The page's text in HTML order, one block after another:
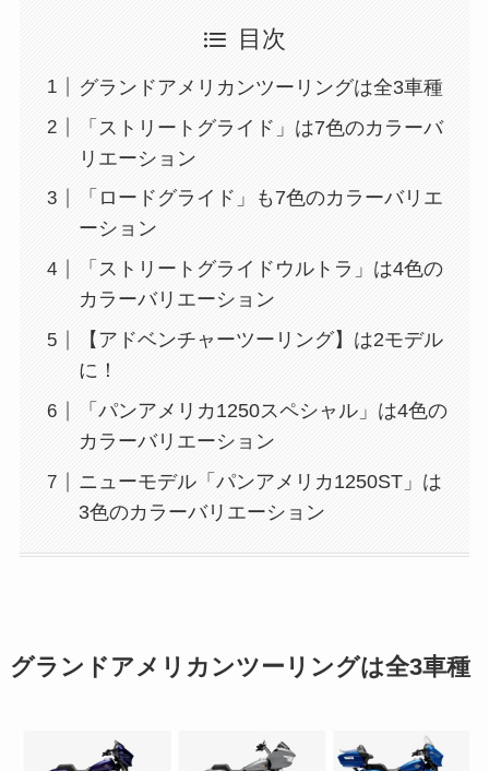
目次
グランドアメリカンツーリングは全3車種
「ストリートグライド」は7色のカラーバ
リエーション
「ロードグライド」も7色のカラーバリエ
ーション
「ストリートグライドウルトラ」は4色の
カラーバリエーション
【アドベンチャーツーリング】は2モデル
に！
「パンアメリカ1250スペシャル」は4色の
カラーバリエーション
ニューモデル「パンアメリカ1250ST」は
3色のカラーバリエーション
グランドアメリカンツーリングは全3車種